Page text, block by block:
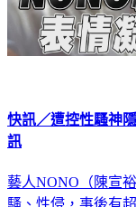
快訊／遭控性騷神
訊
藝人NONO（陳宣